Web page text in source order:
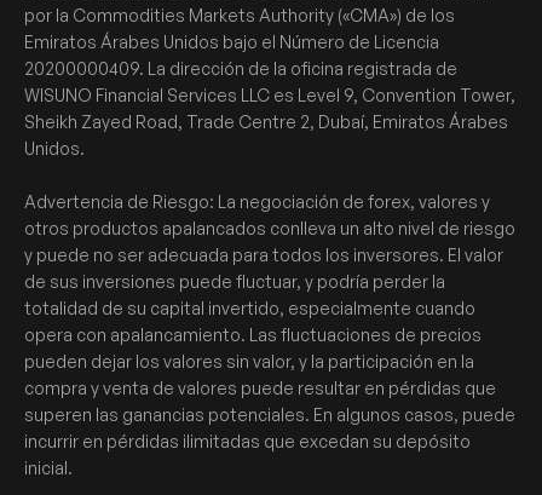
por la Commodities Markets Authority («CMA») de los
Emiratos Árabes Unidos bajo el Número de Licencia
20200000409. La dirección de la oficina registrada de
WISUNO Financial Services LLC es Level 9, Convention Tower,
Sheikh Zayed Road, Trade Centre 2, Dubaí, Emiratos Árabes
Unidos.
Advertencia de Riesgo: La negociación de forex, valores y
otros productos apalancados conlleva un alto nivel de riesgo
y puede no ser adecuada para todos los inversores. El valor
de sus inversiones puede fluctuar, y podría perder la
totalidad de su capital invertido, especialmente cuando
opera con apalancamiento. Las fluctuaciones de precios
pueden dejar los valores sin valor, y la participación en la
compra y venta de valores puede resultar en pérdidas que
superen las ganancias potenciales. En algunos casos, puede
incurrir en pérdidas ilimitadas que excedan su depósito
inicial.